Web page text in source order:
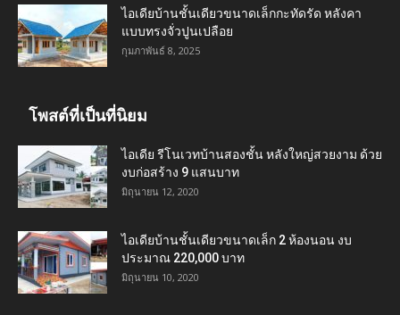
ไอเดียบ้านชั้นเดียวขนาดเล็กกะทัดรัด หลังคา
แบบทรงจั่วปูนเปลือย
กุมภาพันธ์ 8, 2025
โพสต์ที่เป็นที่นิยม
ไอเดีย รีโนเวทบ้านสองชั้น หลังใหญ่สวยงาม ด้วย
งบก่อสร้าง 9 แสนบาท
มิถุนายน 12, 2020
ไอเดียบ้านชั้นเดียวขนาดเล็ก 2 ห้องนอน งบ
ประมาณ 220,000 บาท
มิถุนายน 10, 2020